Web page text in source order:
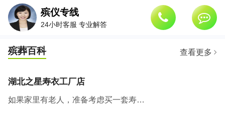
殡仪专线
24小时客服 专业解答
殡葬百科 查看更多
湖北之星寿衣工厂店
如果家里有老人，准备考虑买一套寿衣纳福添寿，那么武汉有个地方绝对值得去看看。湖北之星工厂云仓，也是白小邻和白店邻里的工厂店所在地。